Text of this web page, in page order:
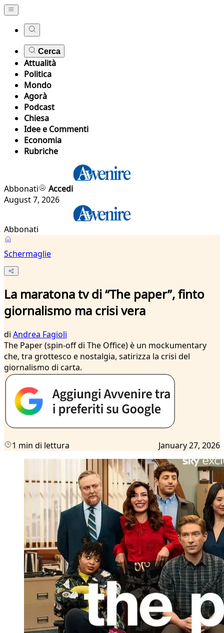
Cerca
Attualità
Politica
Mondo
Agorà
Podcast
Chiesa
Idee e Commenti
Economia
Rubriche
Abbonati
Accedi
August 7, 2026
Abbonati
Schermaglie
La maratona tv di “The paper”, finto
giornalismo ma crisi vera
di Andrea Fagioli
The Paper (spin-off di The Office) è un mockumentary
che, tra grottesco e nostalgia, satirizza la crisi del
giornalismo di carta.
1 min di lettura January 27, 2026